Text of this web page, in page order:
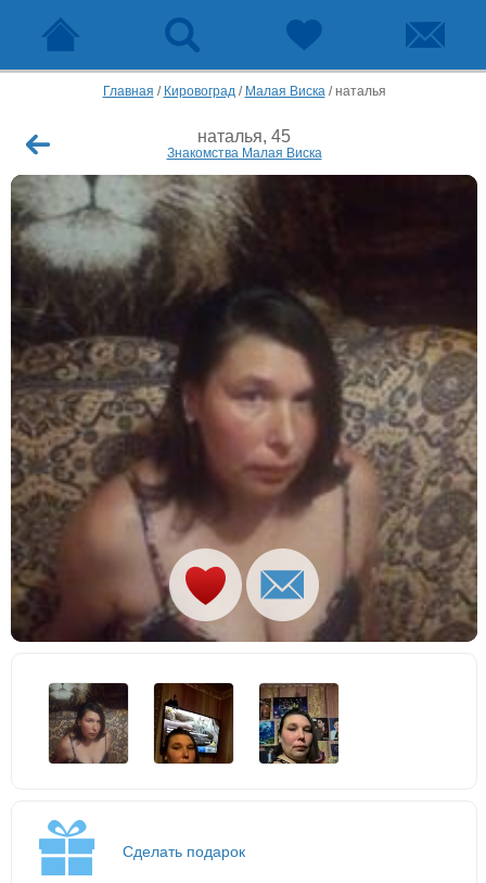
Главная / Кировоград/ Малая Виска/наталья
наталья, 45
Знакомства Малая Виска
Сделать подарок